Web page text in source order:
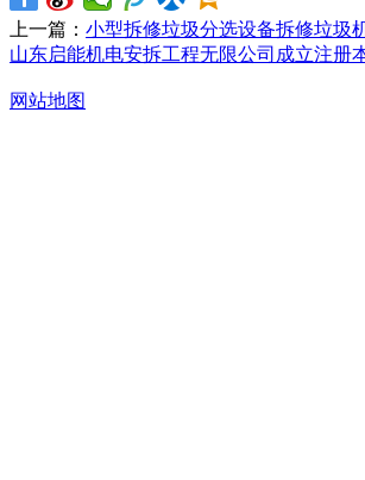
上一篇： 小型拆修垃圾分选设备拆修垃圾
山东启能机电安拆工程无限公司成立注册
网站地图